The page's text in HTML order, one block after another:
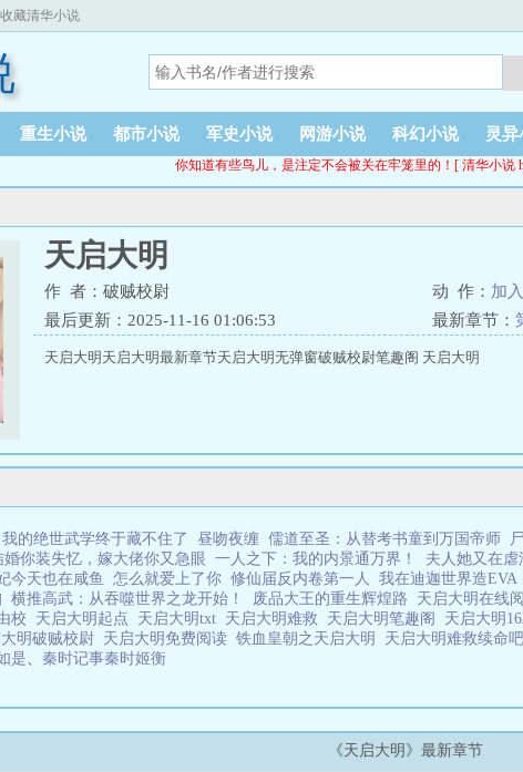
收藏清华小说
重生小说 都市小说 军史小说 网游小说 科幻小说 灵异
你知道有些鸟儿，是注定不会被关在牢笼里的！[ 清华小说
天启大明
作 者：破贼校尉 动 作： 加
最后更新：2025-11-16 01:06:53
最新章节：
天启大明天启大明最新章节天启大明无弹窗破贼校尉笔趣阁 天启大明
的绝世武学终于藏不住了 昼吻夜缠 儒道至圣：从替考书童到万国帝师
婚你装失忆，嫁大佬你又急眼 一人之下：我的内景通万界！ 夫人她又在虐
今天也在咸鱼 怎么就爱上了你 修仙届反内卷第一人 我在迪迦世界造EVA
横推高武：从吞噬世界之龙开始！ 废品大王的重生辉煌路 天启大明在线
校 天启大明起点 天启大明txt 天启大明难救 天启大明笔趣阁 天启大明
明破贼校尉 天启大明免费阅读 铁血皇朝之天启大明 天启大明难救续命
是、 秦时记事秦时姬衡
《天启大明》最新章节